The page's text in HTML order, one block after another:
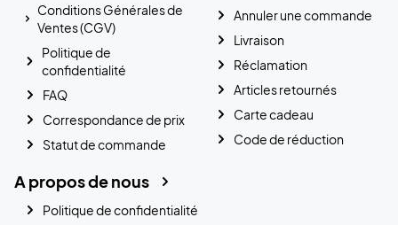
Conditions Générales de
Ventes (CGV)
Politique de
confidentialité
FAQ
Correspondance de prix
Statut de commande
Annuler une commande
Livraison
Réclamation
Articles retournés
Carte cadeau
Code de réduction
A propos de nous
Politique de confidentialité